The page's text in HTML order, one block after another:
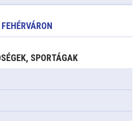
SPORTÁGAK